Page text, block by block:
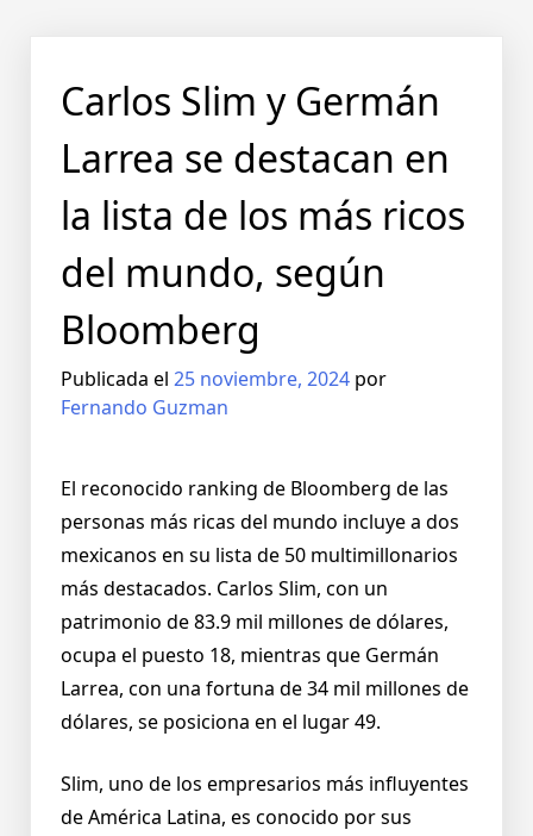
Carlos Slim y Germán
Larrea se destacan en
la lista de los más ricos
del mundo, según
Bloomberg
Publicada el 25 noviembre, 2024 por
Fernando Guzman
El reconocido ranking de Bloomberg de las
personas más ricas del mundo incluye a dos
mexicanos en su lista de 50 multimillonarios
más destacados. Carlos Slim, con un
patrimonio de 83.9 mil millones de dólares,
ocupa el puesto 18, mientras que Germán
Larrea, con una fortuna de 34 mil millones de
dólares, se posiciona en el lugar 49.
Slim, uno de los empresarios más influyentes
de América Latina, es conocido por sus